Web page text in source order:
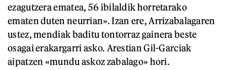
ezagutzera ematea, 56 ibilaldik horretarako
ematen duten neurrian». Izan ere, Arrizabalagaren
ustez, mendiak baditu tontorraz gainera beste
osagai erakargarri asko. Arestian Gil-Garciak
aipatzen «mundu askoz zabalago» hori.